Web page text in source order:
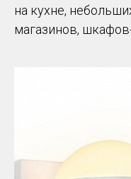
на кухне,
магазинов,